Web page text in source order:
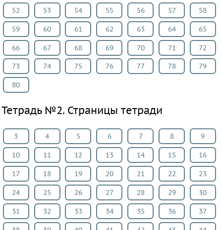
Музыка
ИЗО
Литература
Окружающий
мир
Человек
и
Технология
Испанский
язык
Казахский
язык
Мир
природы
человека
52 53 54 55 56 57 58
59 60 61 62 63 64 65
66 67 68 69 70 71 72
73 74 75 76 77 78 79
80
Тетрадь №2. Страницы тетради
3 4 5 6 7 8 9
10 11 12 13 14 15 16
17 18 19 20 21 22 23
24 25 26 27 28 29 30
31 32 33 34 35 36 37